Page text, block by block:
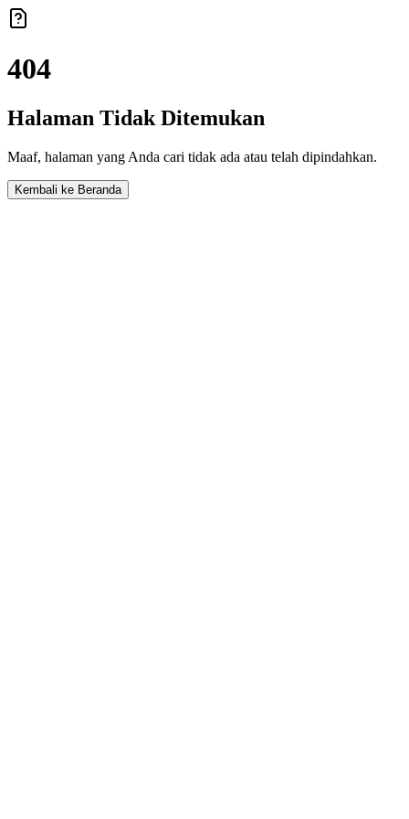
404
Halaman Tidak Ditemukan
Maaf, halaman yang Anda cari tidak ada atau telah dipindahkan.
Kembali ke Beranda